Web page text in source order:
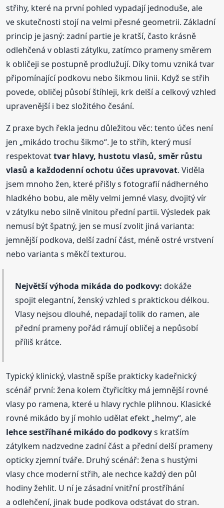
střihy, které na první pohled vypadají jednoduše, ale
ve skutečnosti stojí na velmi přesné geometrii. Základní
princip je jasný: zadní partie je kratší, často krásně
odlehčená v oblasti zátylku, zatímco prameny směrem
k obličeji se postupně prodlužují. Díky tomu vzniká tvar
připomínající podkovu nebo šikmou linii. Když se střih
povede, obličej působí štíhleji, krk delší a celkový vzhled
upravenější i bez složitého česání.
Z praxe bych řekla jednu důležitou věc: tento účes není
jen „mikádo trochu šikmo“. Je to střih, který musí
respektovattvar hlavy, hustotu vlasů, směr růstu
vlasů a každodenní ochotu účes upravovat. Viděla
jsem mnoho žen, které přišly s fotografií nádherného
hladkého bobu, ale měly velmi jemné vlasy, dvojitý vír
v zátylku nebo silně vlnitou přední partii. Výsledek pak
nemusí být špatný, jen se musí zvolit jiná varianta:
jemnější podkova, delší zadní část, méně ostré vrstvení
nebo varianta s měkčí texturou.
Největší výhoda mikáda do podkovy: dokáže
spojit elegantní, ženský vzhled s praktickou délkou.
Vlasy nejsou dlouhé, nepadají tolik do ramen, ale
přední prameny pořád rámují obličej a nepůsobí
příliš krátce.
Typický klinický, vlastně spíše prakticky kadeřnický
scénář první: žena kolem čtyřicítky má jemnější rovné
vlasy po ramena, které u hlavy rychle plihnou. Klasické
rovné mikádo by jí mohlo udělat efekt „helmy“, ale
lehce sestříhané mikádo do podkovys kratším
zátylkem nadzvedne zadní část a přední delší prameny
opticky zjemní tváře. Druhý scénář: žena s hustými
vlasy chce moderní střih, ale nechce každý den půl
hodiny žehlit. U ní je zásadní vnitřní prostříhání
a odlehčení, jinak bude podkova odstávat do stran.